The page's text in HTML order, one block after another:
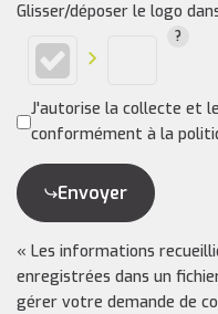
Glisser/déposer le logo
J'autorise la collecte et
conformément à la
Envoyer
« Les informations
enregistrées dans un
gérer votre demande de